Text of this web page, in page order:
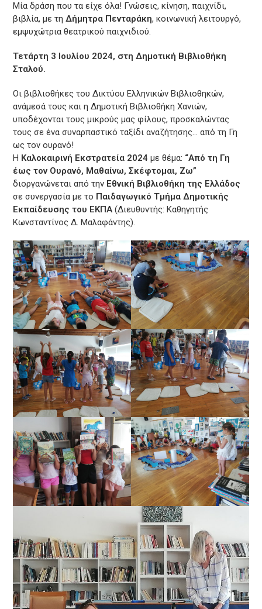
Μία δράση που τα είχε όλα! Γνώσεις, κίνηση, παιχνίδι,
βιβλία, με τηΔήμητρα Πενταράκη, κοινωνική λειτουργό,
εμψυχώτρια θεατρικού παιχνιδιού.
Τετάρτη 3 Ιουλίου 2024, στη Δημοτική Βιβλιοθήκη
Σταλού.
Οι βιβλιοθήκες του Δικτύου Ελληνικών Βιβλιοθηκών,
ανάμεσά τους και η Δημοτική Βιβλιοθήκη Χανιών,
υποδέχονται τους μικρούς μας φίλους, προσκαλώντας
τους σε ένα συναρπαστικό ταξίδι αναζήτησης… από τη Γη
ως τον ουρανό!
Η Καλοκαιρινή Εκστρατεία 2024 με θέμα: “Από τη Γη
έως τον Ουρανό, Μαθαίνω, Σκέφτομαι, Ζω”
διοργανώνεται από την Εθνική Βιβλιοθήκη της Ελλάδος
σε συνεργασία με το Παιδαγωγικό Τμήμα Δημοτικής
Εκπαίδευσης του ΕΚΠΑ (Διευθυντής: Καθηγητής
Κωνσταντίνος Δ. Μαλαφάντης).